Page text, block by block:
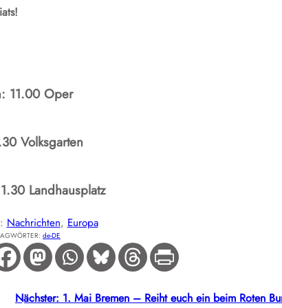
11.00 Oper
Volksgarten
Landhausplatz
Nachrichten, Europa
de-DE
Nächster: 1. Mai Bremen – Reiht euch ein beim Roten